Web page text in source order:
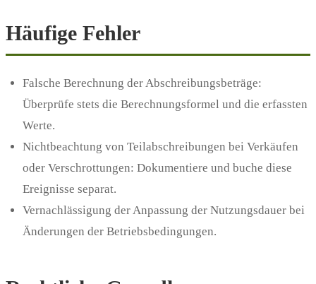
Häufige Fehler
Falsche Berechnung der Abschreibungsbeträge:
Überprüfe stets die Berechnungsformel und die erfassten
Werte.
Nichtbeachtung von Teilabschreibungen bei Verkäufen
oder Verschrottungen: Dokumentiere und buche diese
Ereignisse separat.
Vernachlässigung der Anpassung der Nutzungsdauer bei
Änderungen der Betriebsbedingungen.